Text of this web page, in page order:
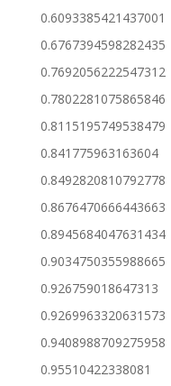
0.6093385421437001
0.6767394598282435
0.7692056222547312
0.7802281075865846
0.8115195749538479
0.841775963163604
0.8492820810792778
0.8676470666443663
0.8945684047631434
0.9034750355988665
0.926759018647313
0.9269963320631573
0.9408988709275958
0.95510422338081